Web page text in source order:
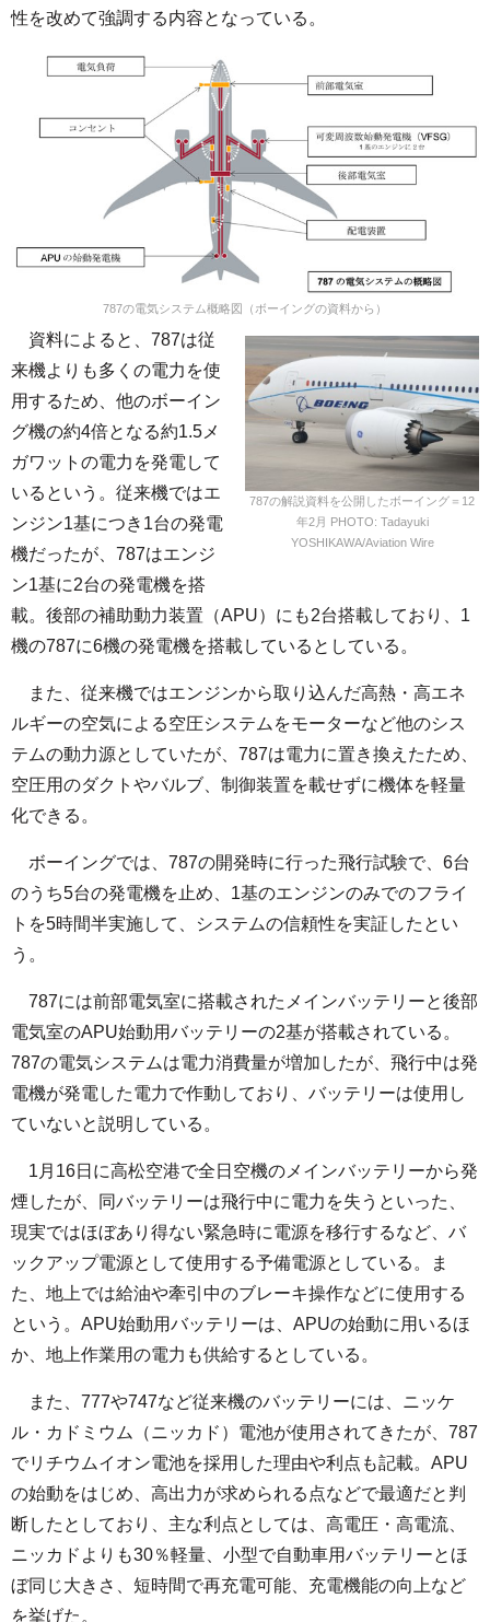
性を改めて強調する内容となっている。
787の電気システム概略図（ボーイングの資料から）
787の解説資料を公開したボーイング＝12
年2月 PHOTO: Tadayuki
YOSHIKAWA/Aviation Wire
資料によると、787は従
来機よりも多くの電力を使
用するため、他のボーイン
グ機の約4倍となる約1.5メ
ガワットの電力を発電して
いるという。従来機ではエ
ンジン1基につき1台の発電
機だったが、787はエンジ
ン1基に2台の発電機を搭
載。後部の補助動力装置（APU）にも2台搭載しており、1
機の787に6機の発電機を搭載しているとしている。
また、従来機ではエンジンから取り込んだ高熱・高エネ
ルギーの空気による空圧システムをモーターなど他のシス
テムの動力源としていたが、787は電力に置き換えたため、
空圧用のダクトやバルブ、制御装置を載せずに機体を軽量
化できる。
ボーイングでは、787の開発時に行った飛行試験で、6台
のうち5台の発電機を止め、1基のエンジンのみでのフライ
トを5時間半実施して、システムの信頼性を実証したとい
う。
787には前部電気室に搭載されたメインバッテリーと後部
電気室のAPU始動用バッテリーの2基が搭載されている。
787の電気システムは電力消費量が増加したが、飛行中は発
電機が発電した電力で作動しており、バッテリーは使用し
ていないと説明している。
1月16日に高松空港で全日空機のメインバッテリーから発
煙したが、同バッテリーは飛行中に電力を失うといった、
現実ではほぼあり得ない緊急時に電源を移行するなど、バ
ックアップ電源として使用する予備電源としている。ま
た、地上では給油や牽引中のブレーキ操作などに使用する
という。APU始動用バッテリーは、APUの始動に用いるほ
か、地上作業用の電力も供給するとしている。
また、777や747など従来機のバッテリーには、ニッケ
ル・カドミウム（ニッカド）電池が使用されてきたが、787
でリチウムイオン電池を採用した理由や利点も記載。APU
の始動をはじめ、高出力が求められる点などで最適だと判
断したとしており、主な利点としては、高電圧・高電流、
ニッカドよりも30％軽量、小型で自動車用バッテリーとほ
ぼ同じ大きさ、短時間で再充電可能、充電機能の向上など
を挙げた。